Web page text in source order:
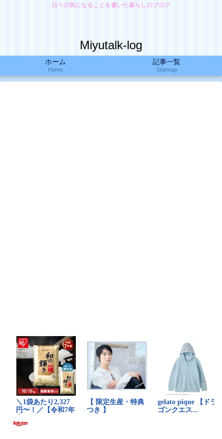
日々の気になることを書いた暮らしのブログ
Miyutalk-log
ホーム
Home
記事一覧
Sitemap